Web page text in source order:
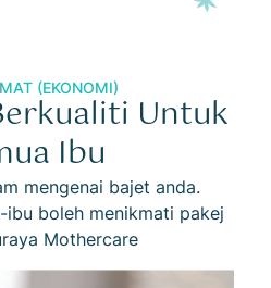
(EKONOMI)
Untuk
Ibu
mengenai bajet anda.
ibu boleh menikmati pakej
Mothercare